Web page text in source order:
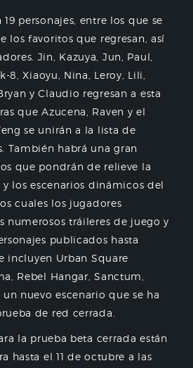
personajes, entre los que se
los favoritos que regresan, así
Jin, Kazuya, Jun, Paul,
8, Xiaoyu, Nina, Leroy, Lili,
y Claudio regresan a esta
que Azucena, Raven y el
se unirán a la lista de
También habrá una gran
que pondrán de relieve la
los escenarios dinámicos del
cuales los jugadores
numerosos tráileres de juego y
publicados hasta
incluyen Urban Square
Rebel Hangar, Sanctum,
nuevo escenario que se ha
de red cerrada.
la prueba beta cerrada están
hasta el 11 de octubre a las